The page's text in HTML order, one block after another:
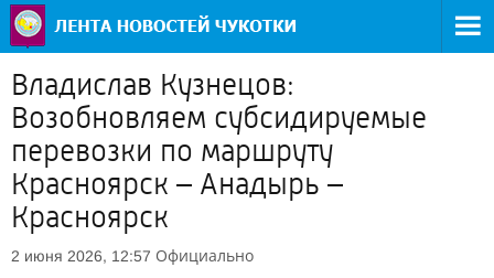
Владислав Кузнецов:
Возобновляем субсидируемые
перевозки по маршруту
Красноярск – Анадырь –
Красноярск
2 июня 2026, 12:57 Официально